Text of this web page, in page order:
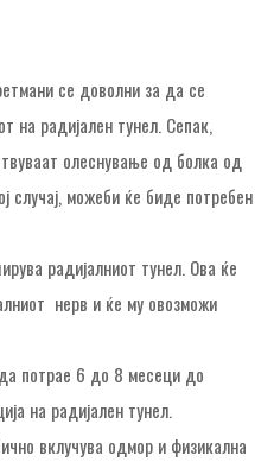
се доволни за да се
на радијален тунел. Сепак,
олеснување од болка од
случај, можеби ќе биде потребен
радијалниот тунел. Ова ќе
нерв и ќе му овозможи
потрае 6 до 8 месеци до
на радијален тунел.
вклучува одмор и физикална